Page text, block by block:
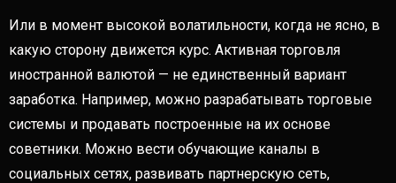
Или в момент высокой волатильности, когда не ясно, в
какую сторону движется курс. Активная торговля
иностранной валютой — не единственный вариант
заработка. Например, можно разрабатывать торговые
системы и продавать построенные на их основе
советники. Можно вести обучающие каналы в
социальных сетях, развивать партнерскую сеть,